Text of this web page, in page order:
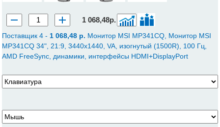
1 068,48р.
Поставщик 4 - 1 068,48 p. Монитор MSI MP341CQ, Монитор MSI
MP341CQ 34", 21:9, 3440x1440, VA, изогнутый (1500R), 100 Гц,
AMD FreeSync, динамики, интерфейсы HDMI+DisplayPort